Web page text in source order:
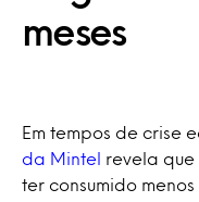
meses
Em tempos de crise
da Mintel revela que
ter consumido menos